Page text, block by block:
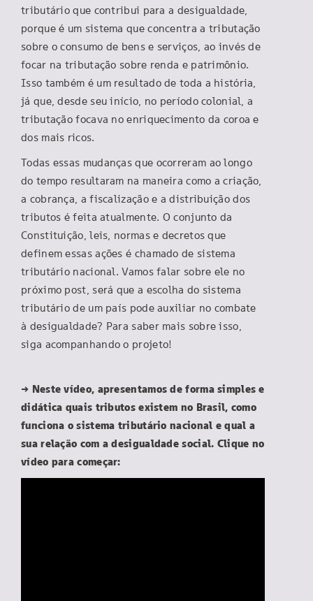
tributário que contribui para a desigualdade,
porque é um sistema que concentra a tributação
sobre o consumo de bens e serviços, ao invés de
focar na tributação sobre renda e patrimônio.
Isso também é um resultado de toda a história,
já que, desde seu início, no período colonial, a
tributação focava no enriquecimento da coroa e
dos mais ricos.
Todas essas mudanças que ocorreram ao longo
do tempo resultaram na maneira como a criação,
a cobrança, a fiscalização e a distribuição dos
tributos é feita atualmente. O conjunto da
Constituição, leis, normas e decretos que
definem essas ações é chamado de sistema
tributário nacional. Vamos falar sobre ele no
próximo post, será que a escolha do sistema
tributário de um país pode auxiliar no combate
à desigualdade? Para saber mais sobre isso,
siga acompanhando o projeto!
→ Neste vídeo, apresentamos de forma simples e
didática quais tributos existem no Brasil, como
funciona o sistema tributário nacional e qual a
sua relação com a desigualdade social. Clique no
vídeo para começar: